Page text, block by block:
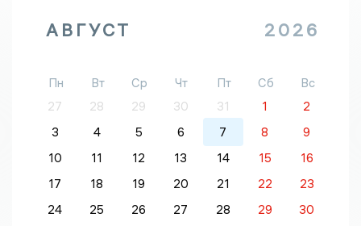
АВГУСТ 2026
Пн Вт Ср Чт Пт Сб
Вс
27
28 29 30 31 1
2
3
4 5 6 7 8
9
10
11 12 13 14 15
16
17
18 19 20 21 22
23
24
25 26 27 28 29
30